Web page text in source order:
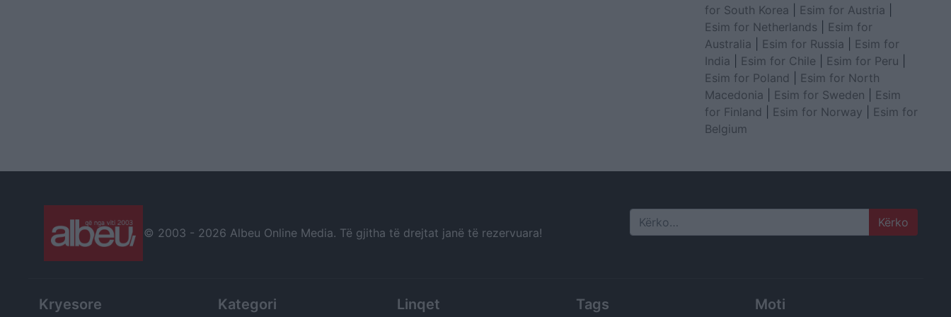
for South Korea
Esim for Austria
Esim for Netherlands
Esim for
Australia
Esim for Russia
Esim for
India
Esim for Chile Esim for Peru
Esim for Poland
Esim for North
Macedonia
Esim for Sweden
Esim
for Finland
Esim for Norway
Esim for
Belgium
© 2003 - 2026 Albeu Online Media. Të gjitha të drejtat janë të rezervuara! Search
Kryesore Kategori Linqet Tags Moti